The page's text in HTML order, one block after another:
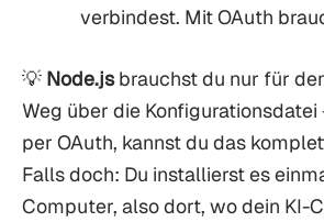
verbindest. Mit OAuth
💡 Node.jsbrauchst du nur für
Weg über die
per OAuth, kannst du das
Falls doch: Du installierst es
Computer, also dort, wo dein KI-